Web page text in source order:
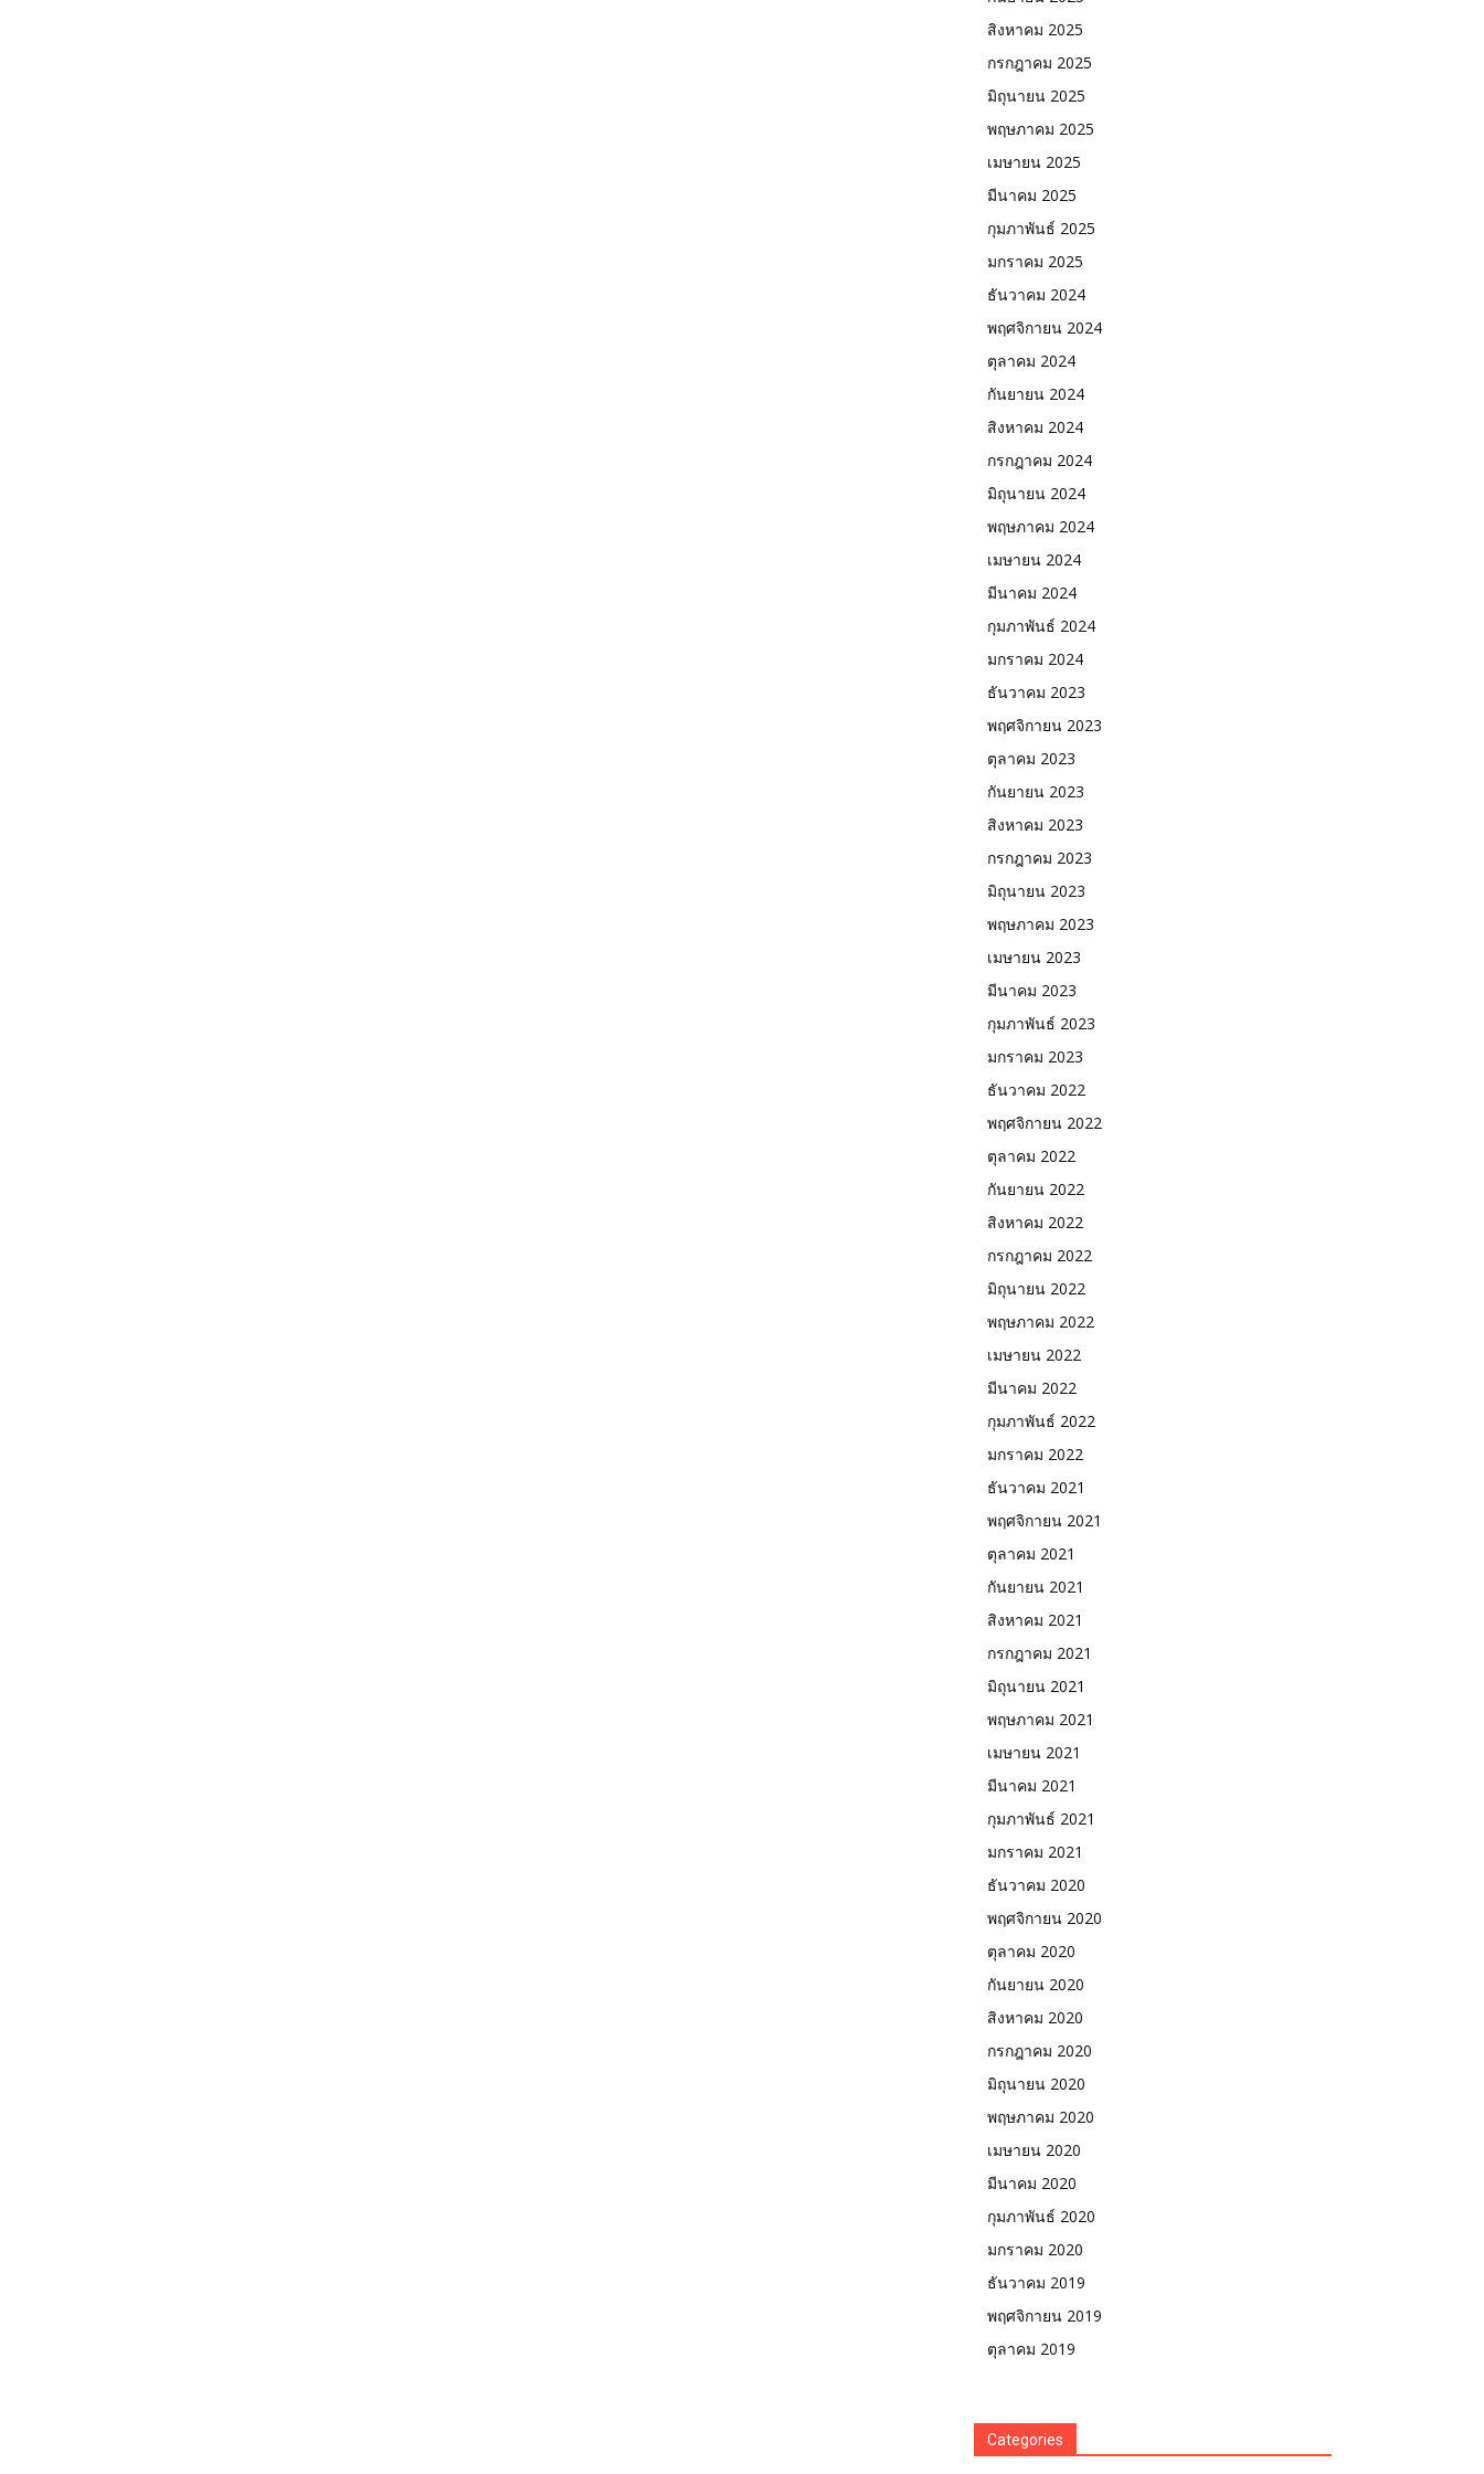
สิงหาคม 2025
กรกฎาคม 2025
มิถุนายน 2025
พฤษภาคม 2025
เมษายน 2025
มีนาคม 2025
กุมภาพันธ์ 2025
มกราคม 2025
ธันวาคม 2024
พฤศจิกายน 2024
ตุลาคม 2024
กันยายน 2024
สิงหาคม 2024
กรกฎาคม 2024
มิถุนายน 2024
พฤษภาคม 2024
เมษายน 2024
มีนาคม 2024
กุมภาพันธ์ 2024
มกราคม 2024
ธันวาคม 2023
พฤศจิกายน 2023
ตุลาคม 2023
กันยายน 2023
สิงหาคม 2023
กรกฎาคม 2023
มิถุนายน 2023
พฤษภาคม 2023
เมษายน 2023
มีนาคม 2023
กุมภาพันธ์ 2023
มกราคม 2023
ธันวาคม 2022
พฤศจิกายน 2022
ตุลาคม 2022
กันยายน 2022
สิงหาคม 2022
กรกฎาคม 2022
มิถุนายน 2022
พฤษภาคม 2022
เมษายน 2022
มีนาคม 2022
กุมภาพันธ์ 2022
มกราคม 2022
ธันวาคม 2021
พฤศจิกายน 2021
ตุลาคม 2021
กันยายน 2021
สิงหาคม 2021
กรกฎาคม 2021
มิถุนายน 2021
พฤษภาคม 2021
เมษายน 2021
มีนาคม 2021
กุมภาพันธ์ 2021
มกราคม 2021
ธันวาคม 2020
พฤศจิกายน 2020
ตุลาคม 2020
กันยายน 2020
สิงหาคม 2020
กรกฎาคม 2020
มิถุนายน 2020
พฤษภาคม 2020
เมษายน 2020
มีนาคม 2020
กุมภาพันธ์ 2020
มกราคม 2020
ธันวาคม 2019
พฤศจิกายน 2019
ตุลาคม 2019
Categories